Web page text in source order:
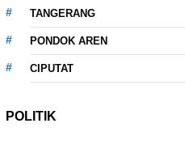
TANGERANG
PONDOK AREN
CIPUTAT
POLITIK